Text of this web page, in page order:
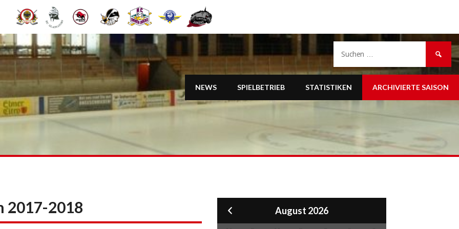
NEWS SPIELBETRIEB STATISTIKEN ARCHIVIERTE SAISON
nach:
2017-2018 August 2026